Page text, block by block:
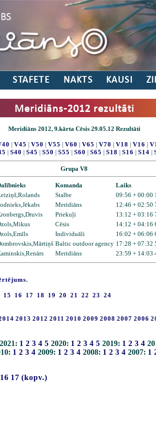
STAFETE NAKTS KAUSI
Meridiāns-2012 rezultāti
Meridiāns 2012, 9.kārta Cēsis 29.05.12 Rezultāti
| V45 | V50 | V55 | V60 | V65 | V70 | V18 | V16 |
| S40 | S45 | S50 | S55 | S60 | S65 | S18 | S16 | S14 |
Grupa V8
Komanda
Laiks
Stalbe
09:56 + 00:00
Meridiāns
12:46 + 02:50
Priekuļi
13:12 + 03:16
Cēsis
14:12 + 04:16
Individuāli
16:02 + 06:06
Baltic outdoor agency 17:28 + 07:32
Meridiāns 23:59 + 14:03
.
15 16 17 18 19 20 21 22 23 24
2013 2012 2011 2010 2009 2008 2007 2006
2021: 1 2 3 4 5 2020: 1 2 3 4 5 2019: 1 2 3 4
1 2 3 4 2009: 1 2 3 4 2008: 1 2 3 4 2007: 1
16 17 (kopv.)